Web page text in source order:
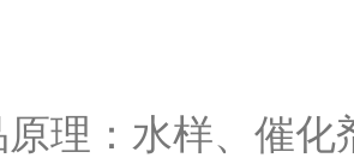
：水样、催化